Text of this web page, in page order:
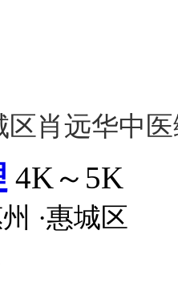
区肖远华中
4K～5K
·惠城区